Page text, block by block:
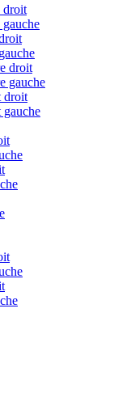
droit
droit
gauche
droit
gauche